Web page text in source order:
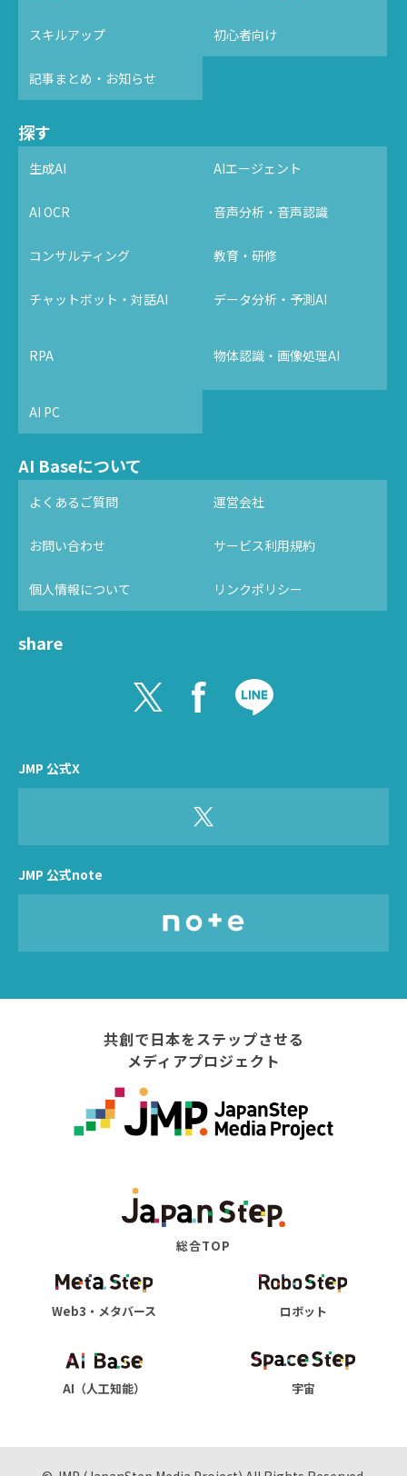
スキルアップ 初心者向け
記事まとめ・お知らせ
探す
生成AI AIエージェント
AI OCR 音声分析・音声認識
コンサルティング 教育・研修
チャットボット・対話AI データ分析・予測AI
RPA 物体認識・画像処理AI
AI PC
AI Baseについて
よくあるご質問 運営会社
お問い合わせ サービス利用規約
個人情報について リンクポリシー
share
JMP 公式X
JMP 公式note
共創で日本をステップさせる
メディアプロジェクト
総合TOP
Web3・メタバース ロボット
AI（人工知能） 宇宙